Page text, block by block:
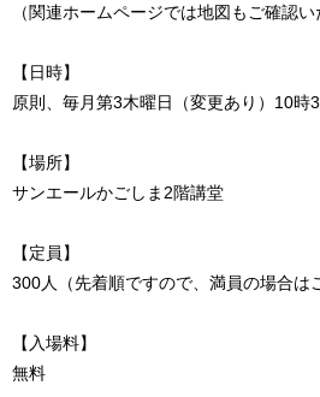
（関連ホームページでは地図もご確認い
【日時】
原則、毎月第3木曜日（変更あり）10時
【場所】
サンエールかごしま2階講堂
【定員】
300人（先着順ですので、満員の場合は
【入場料】
無料